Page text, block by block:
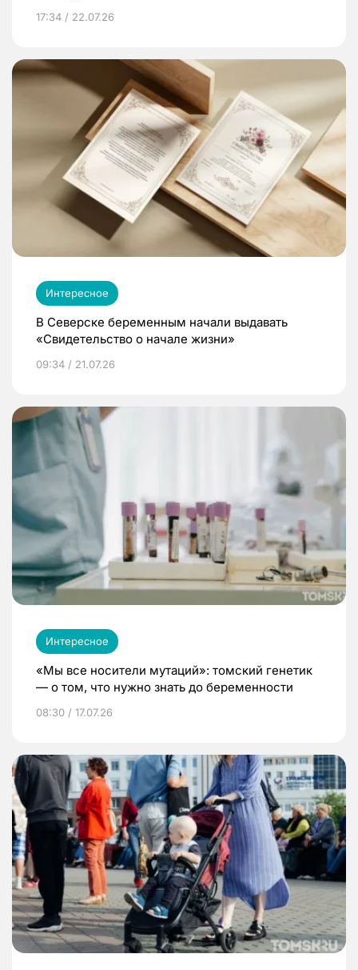
17:34 / 22.07.26
Интересное
В Северске беременным начали выдавать
«Свидетельство о начале жизни»
09:34 / 21.07.26
Интересное
«Мы все носители мутаций»: томский генетик
— о том, что нужно знать до беременности
08:30 / 17.07.26